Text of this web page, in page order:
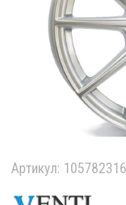
Артикул: